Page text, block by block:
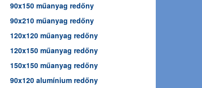
90x150 műanyag redőny
90x210 műanyag redőny
120x120 műanyag redőny
120x150 műanyag redőny
150x150 műanyag redőny
90x120 alumínium redőny